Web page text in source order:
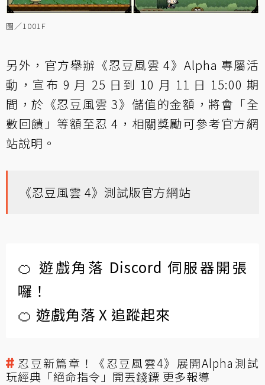
圖／1001F
另外，官方舉辦《忍豆風雲 4》Alpha 專屬活
動，宣布 9 月 25 日到 10 月 11 日 15:00 期
間，於《忍豆風雲 3》儲值的金額，將會「全
數回饋」等額至忍 4，相關獎勵可參考官方網
站說明。
《忍豆風雲 4》測試版官方網站
🍊 遊戲角落 Discord 伺服器開張
囉！
🍊 遊戲角落 X 追蹤起來
忍豆新篇章！《忍豆風雲4》展開Alpha測試
玩經典「絕命指令」開丟錢鏢 更多報導